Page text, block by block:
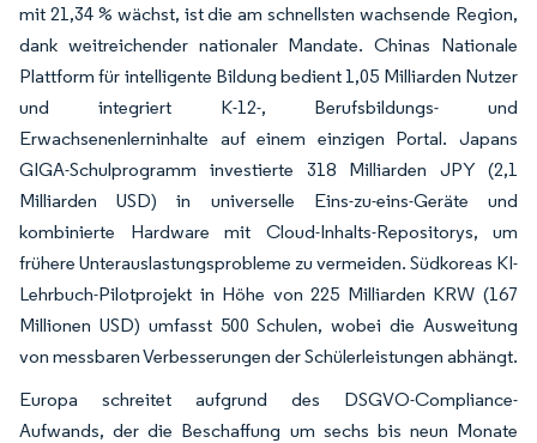
mit 21,34 % wächst, ist die am schnellsten wachsende Region,
dank weitreichender nationaler Mandate. Chinas Nationale
Plattform für intelligente Bildung bedient 1,05 Milliarden Nutzer
und integriert K-12-, Berufsbildungs- und
Erwachsenenlerninhalte auf einem einzigen Portal. Japans
GIGA-Schulprogramm investierte 318 Milliarden JPY (2,1
Milliarden USD) in universelle Eins-zu-eins-Geräte und
kombinierte Hardware mit Cloud-Inhalts-Repositorys, um
frühere Unterauslastungsprobleme zu vermeiden. Südkoreas KI-
Lehrbuch-Pilotprojekt in Höhe von 225 Milliarden KRW (167
Millionen USD) umfasst 500 Schulen, wobei die Ausweitung
von messbaren Verbesserungen der Schülerleistungen abhängt.
Europa schreitet aufgrund des DSGVO-Compliance-
Aufwands, der die Beschaffung um sechs bis neun Monate